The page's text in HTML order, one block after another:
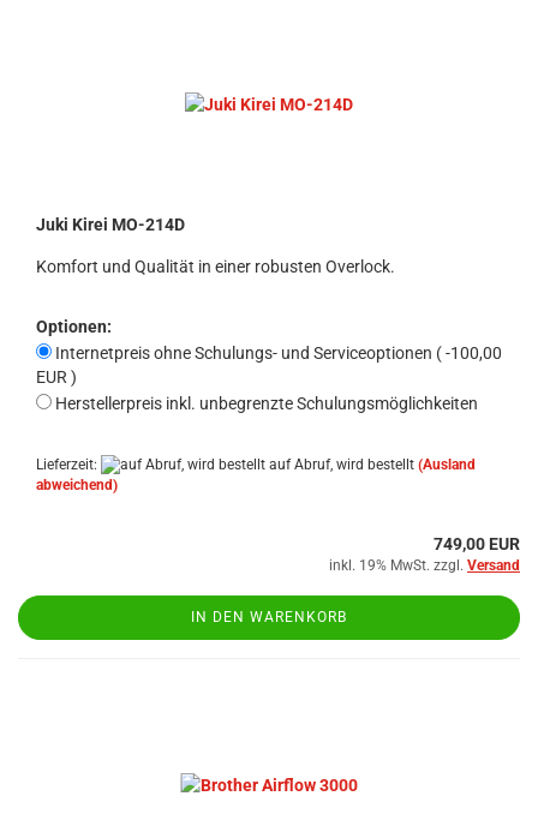
Juki Kirei MO-214D
Komfort und Qualität in einer robusten Overlock.
Optionen:
Internetpreis ohne Schulungs- und Serviceoptionen ( -100,00
EUR )
Herstellerpreis inkl. unbegrenzte Schulungsmöglichkeiten
Lieferzeit: auf Abruf, wird bestellt (Ausland
abweichend)
749,00 EUR
inkl. 19% MwSt. zzgl. Versand
IN DEN WARENKORB